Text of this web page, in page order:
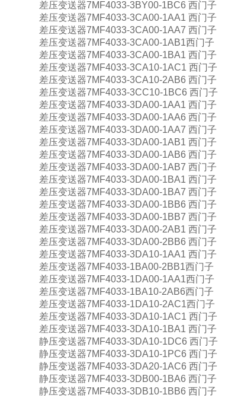
差压变送器7MF4033-3BY00-1BC6 西门子
差压变送器7MF4033-3CA00-1AA1 西门子
差压变送器7MF4033-3CA00-1AA7 西门子
差压变送器7MF4033-3CA00-1AB1西门子
差压变送器7MF4033-3CA00-1BA1 西门子
差压变送器7MF4033-3CA10-1AC1 西门子
差压变送器7MF4033-3CA10-2AB6 西门子
差压变送器7MF4033-3CC10-1BC6 西门子
差压变送器7MF4033-3DA00-1AA1 西门子
差压变送器7MF4033-3DA00-1AA6 西门子
差压变送器7MF4033-3DA00-1AA7 西门子
差压变送器7MF4033-3DA00-1AB1 西门子
差压变送器7MF4033-3DA00-1AB6 西门子
差压变送器7MF4033-3DA00-1AB7 西门子
差压变送器7MF4033-3DA00-1BA1 西门子
差压变送器7MF4033-3DA00-1BA7 西门子
差压变送器7MF4033-3DA00-1BB6 西门子
差压变送器7MF4033-3DA00-1BB7 西门子
差压变送器7MF4033-3DA00-2AB1 西门子
差压变送器7MF4033-3DA00-2BB6 西门子
差压变送器7MF4033-3DA10-1AA1 西门子
差压变送器7MF4033-1BA00-2BB1西门子
差压变送器7MF4033-1DA00-1AA1西门子
差压变送器7MF4033-1BA10-2AB6西门子
差压变送器7MF4033-1DA10-2AC1西门子
差压变送器7MF4033-3DA10-1AC1 西门子
差压变送器7MF4033-3DA10-1BA1 西门子
静压变送器7MF4033-3DA10-1DC6 西门子
静压变送器7MF4033-3DA10-1PC6 西门子
静压变送器7MF4033-3DA20-1AC6 西门子
静压变送器7MF4033-3DB00-1BA6 西门子
静压变送器7MF4033-3DB10-1BB6 西门子